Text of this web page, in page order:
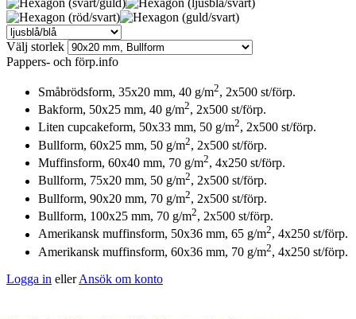
Välj storlek
Pappers- och förp.info
Småbrödsform, 35x20 mm, 40 g/m2, 2x500 st/förp.
Bakform, 50x25 mm, 40 g/m2, 2x500 st/förp.
Liten cupcakeform, 50x33 mm, 50 g/m2, 2x500 st/förp.
Bullform, 60x25 mm, 50 g/m2, 2x500 st/förp.
Muffinsform, 60x40 mm, 70 g/m2, 4x250 st/förp.
Bullform, 75x20 mm, 50 g/m2, 2x500 st/förp.
Bullform, 90x20 mm, 70 g/m2, 2x500 st/förp.
Bullform, 100x25 mm, 70 g/m2, 2x500 st/förp.
Amerikansk muffinsform, 50x36 mm, 65 g/m2, 4x250 st/förp.
Amerikansk muffinsform, 60x36 mm, 70 g/m2, 4x250 st/förp.
Logga in ellerAnsök om konto